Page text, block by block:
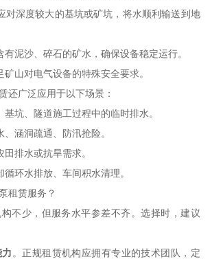
对深度较大的基坑或矿坑，将水顺利输送到地
泥沙、碎石的矿水，确保设备稳定运行。
山对电气设备的特殊安全要求。
还广泛应用于以下场景：
坑、隧道施工过程中的临时排水。
涵洞疏通、防汛抢险。
排水或抗旱需求。
环水排放、车间积水清理。
租赁服务？
不少，但服务水平参差不齐。选择时，建议
。正规租赁机构应拥有专业的技术团队，定